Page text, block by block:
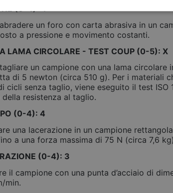
(0-4): 4
un foro con carta abrasiva in un
a pressione e movimento costanti.
LAMA CIRCOLARE - TEST COUP (0-5): X
un campione con una lama circolare
di 5 newton (circa 510 g). Per i materiali
cicli senza taglio, viene eseguito il test ISO
resistenza al taglio.
(0-4): 4
una lacerazione in un campione
a una forza massima di 75 N (circa 7,6
(0-4): 3
il campione con una punta d’acciaio di
min.